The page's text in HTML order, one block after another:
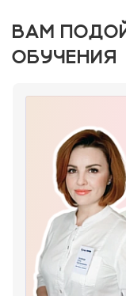
ВАМ
ОБУЧЕНИЯ